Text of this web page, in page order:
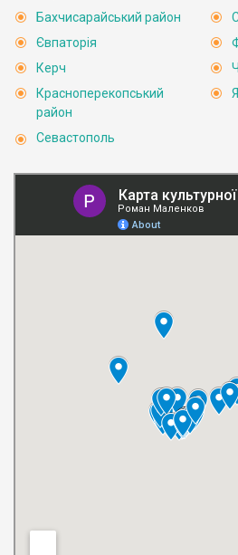
Бахчисарайський район
Євпаторія
Керч
Красноперекопський
район
Севастополь